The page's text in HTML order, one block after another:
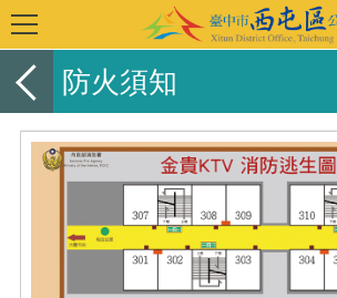
防火須知